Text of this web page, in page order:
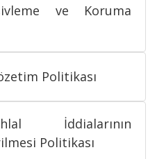
ve Koruma
Politikası
İddialarının
Politikası